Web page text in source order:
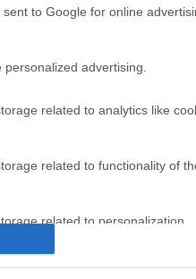
to Google for online
advertising.
related to analytics like
related to functionality of
related to personalization.
related to security,
:
Saint-George-
Dragons aura lieu
George-Illawarra